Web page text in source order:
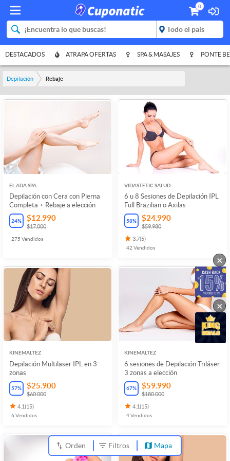
0
DESTACADOS ATRAPA OFERTAS SPA & MASAJES PONTE
Depilación Rebaje
EL ADA SPA
Depilación con Cera con Pierna
Completa + Rebaje a elección
24% $12.990
$17.000
275 Vendidos
VIDASTETIC SALUD
6 u 8 Sesiones de Depilación IPL
Full Brazilian o Axilas
58% $24.990
$59.980
3.7(5)
42 Vendidos
KINEMALTEZ
Depilación Multilaser IPL en 3
zonas
57% $25.900
$60.000
4.1(15)
6Vendidos
KINEMALTEZ
6 sesiones de Depilación Triláser
3 zonas a elección
67% $59.990
$180.000
4.1(15)
4Vendidos
Orden Filtros Mapa
×
×